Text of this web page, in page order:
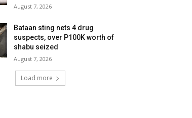
August 7, 2026
Bataan sting nets 4 drug
suspects, over P100K worth of
shabu seized
August 7, 2026
Load more